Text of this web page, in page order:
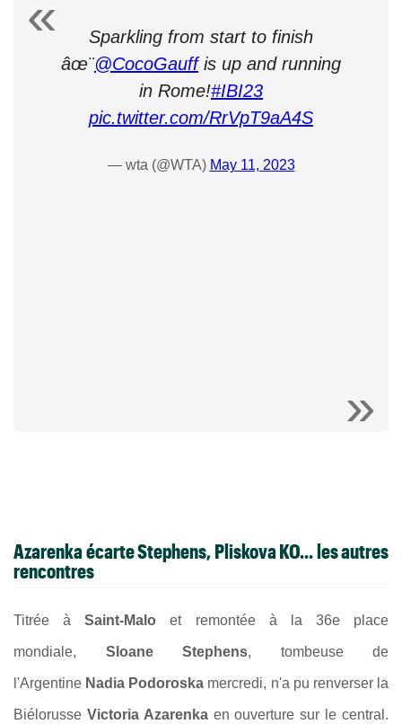
Sparkling from start to finish
âœ¨@CocoGauffis up and running
in Rome!#IBI23
pic.twitter.com/RrVpT9aA4S
— wta (@WTA) May 11, 2023
Azarenka écarte Stephens, Pliskova KO... les autres
rencontres
Titrée àSaint-Malo et remontée à la 36e place
mondiale, Sloane Stephens, tombeuse de
l'Argentine Nadia Podoroska mercredi, n'a pu renverser la
Biélorusse Victoria Azarenka en ouverture sur le central.